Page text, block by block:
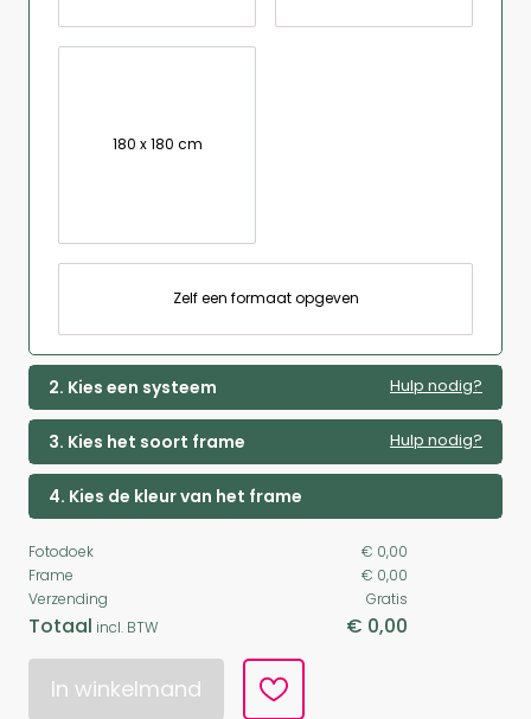
180 x 180 cm
Zelf een formaat opgeven
2. Kies een systeem Hulp nodig?
3. Kies het soort frame Hulp nodig?
4. Kies de kleur van het frame
Fotodoek
€ 0,00
Frame
€ 0,00
Verzending
Gratis
Totaal incl. BTW € 0,00
In winkelmand